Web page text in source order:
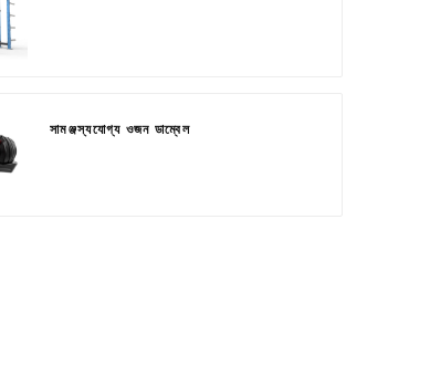
সামঞ্জস্যযোগ্য ওজন ডাম্বেল